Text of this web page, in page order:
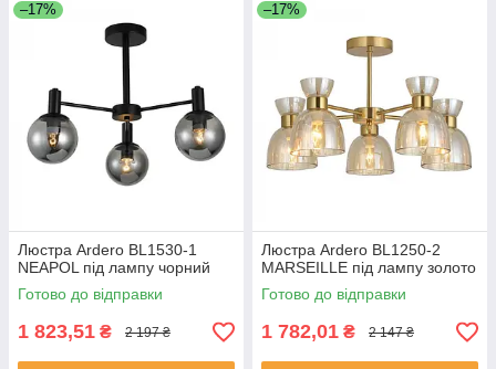
–17%
Люстра Ardero BL1530-1
NEAPOL під лампу чорний
Готово до відправки
1 823,51 ₴ 2 197 ₴
–17%
Люстра Ardero BL1250-2
MARSEILLE під лампу золото
Готово до відправки
1 782,01 ₴ 2 147 ₴